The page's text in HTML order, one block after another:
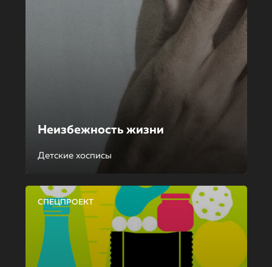
Неизбежность жизни
Детские хосписы
СПЕЦПРОЕКТ